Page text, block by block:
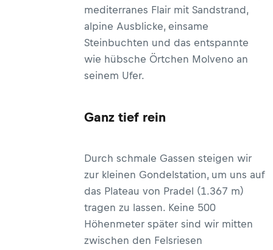
mediterranes Flair mit Sandstrand,
alpine Ausblicke, einsame
Steinbuchten und das entspannte
wie hübsche Örtchen Molveno an
seinem Ufer.
Ganz tief rein
Durch schmale Gassen steigen wir
zur kleinen Gondelstation, um uns auf
das Plateau von Pradel (1.367 m)
tragen zu lassen. Keine 500
Höhenmeter später sind wir mitten
zwischen den Felsriesen